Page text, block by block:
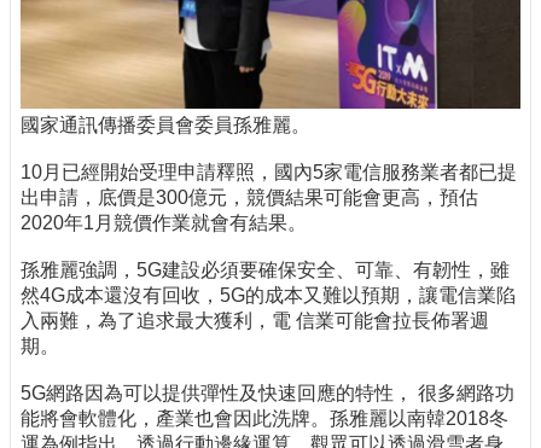
國家通訊傳播委員會委員孫雅麗。
10月已經開始受理申請釋照，國內5家電信服務業者都已提
出申請，底價是300億元，競價結果可能會更高，預估
2020年1月競價作業就會有結果。
孫雅麗強調，5G建設必須要確保安全、可靠、有韌性，雖
然4G成本還沒有回收，5G的成本又難以預期，讓電信業陷
入兩難，為了追求最大獲利，電 信業可能會拉長佈署週
期。
5G網路因為可以提供彈性及快速回應的特性， 很多網路功
能將會軟體化，產業也會因此洗牌。孫雅麗以南韓2018冬